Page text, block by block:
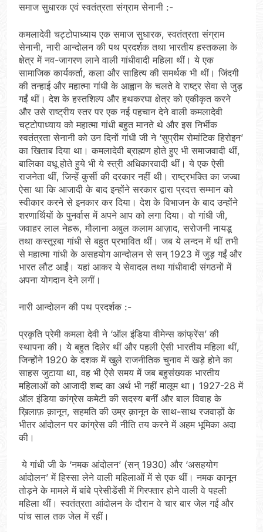
समाज सुधारक एवं स्वतंत्रता संग्राम सेनानी :-
कमलादेवी चट्टोपाध्याय एक समाज सुधारक, स्वतंत्रता संग्राम
सेनानी, नारी आन्दोलन की पथ प्रदर्शक तथा भारतीय हस्तकला के
क्षेत्र में नव-जागरण लाने वाली गांधीवादी महिला थीं। ये एक
सामाजिक कार्यकर्ता, कला और साहित्य की समर्थक भी थीं। जिंदगी
की तन्हाई और महात्मा गांधी के आह्वान के चलते वे राष्ट्र सेवा से जुड़
गईं थीं। देश के हस्तशिल्प और हथकरघा क्षेत्र को एकीकृत करने
और उसे राष्ट्रीय स्तर पर एक नई पहचान देने वाली कमलादेवी
चट्टोपाध्याय को महात्मा गांधी बहुत मानते थे और इस निर्भीक
स्वतंत्रता सेनानी को उन दिनों गांधी जी ने ‘सुप्रीम रोमांटिक हिरोइन’
का खिताब दिया था। कमलादेवी ब्राह्मण होते हुए भी समाजवादी थीं,
बालिका वधू होते हुये भी ये स्त्री अधिकारवादी थीं। ये एक ऐसी
राजनेता थीं, जिन्हें कुर्सी की दरकार नहीं थी। राष्ट्रभक्ति का जज्बा
ऐसा था कि आजादी के बाद इन्होंने सरकार द्वारा प्रदत्त सम्मान को
स्वीकार करने से इनकार कर दिया। देश के विभाजन के बाद उन्होंने
शरणार्थियों के पुनर्वास में अपने आप को लगा दिया। वो गांधी जी,
जवाहर लाल नेहरू, मौलाना अबुल कलाम आज़ाद, सरोजनी नायडू
तथा कस्तूरबा गांधी से बहुत प्रभावित थीं। जब ये लन्दन में थीं तभी
से महात्मा गांधी के असहयोग आन्दोलन से सन् 1923 में जुड़ गईं और
भारत लौट आईं। यहां आकर ये सेवादल तथा गांधीवादी संगठनों में
अपना योगदान देने लगीं।
नारी आन्दोलन की पथ प्रदर्शक :-
प्रकृति प्रेमी कमला देवी ने ‘ऑल इंडिया वीमेन्स कांफ्रेंस’ की
स्थापना की। ये बहुत दिलेर थीं और पहली ऐसी भारतीय महिला थीं,
जिन्होंने 1920 के दशक में खुले राजनीतिक चुनाव में खड़े होने का
साहस जुटाया था, वह भी ऐसे समय में जब बहुसंख्यक भारतीय
महिलाओं को आजादी शब्द का अर्थ भी नहीं मालूम था। 1927-28 में
ऑल इंडिया कांग्रेस कमेटी की सदस्य बनीं और बाल विवाह के
ख़िलाफ़ क़ानून, सहमति की उम्र क़ानून के साथ-साथ रजवाड़ों के
भीतर आंदोलन पर कांग्रेस की नीति तय करने में अहम भूमिका अदा
की।
ये गांधी जी के ‘नमक आंदोलन’ (सन् 1930) और ‘असहयोग
आंदोलन’ में हिस्सा लेने वाली महिलाओं में से एक थीं। नमक कानून
तोड़ने के मामले में बांबे प्रेसीडेंसी में गिरफ्तार होने वाली वे पहली
महिला थीं। स्वतंत्रता आंदोलन के दौरान वे चार बार जेल गईं और
पांच साल तक जेल में रहीं।